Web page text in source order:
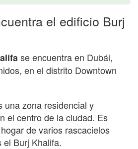
el edificio Burj
se encuentra en Dubái,
en el distrito Downtown
una zona residencial y
el centro de la ciudad. Es
de varios rascacielos
el Burj Khalifa.